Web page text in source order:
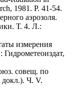
1981. P. 41-54.
аэрозоля.
Т. 4. Л.:
измерения
совещ. по
докл.). Ч. V.